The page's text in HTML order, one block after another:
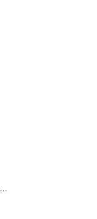
БАД к пище «КАРВИПАР», порошок по 150 г